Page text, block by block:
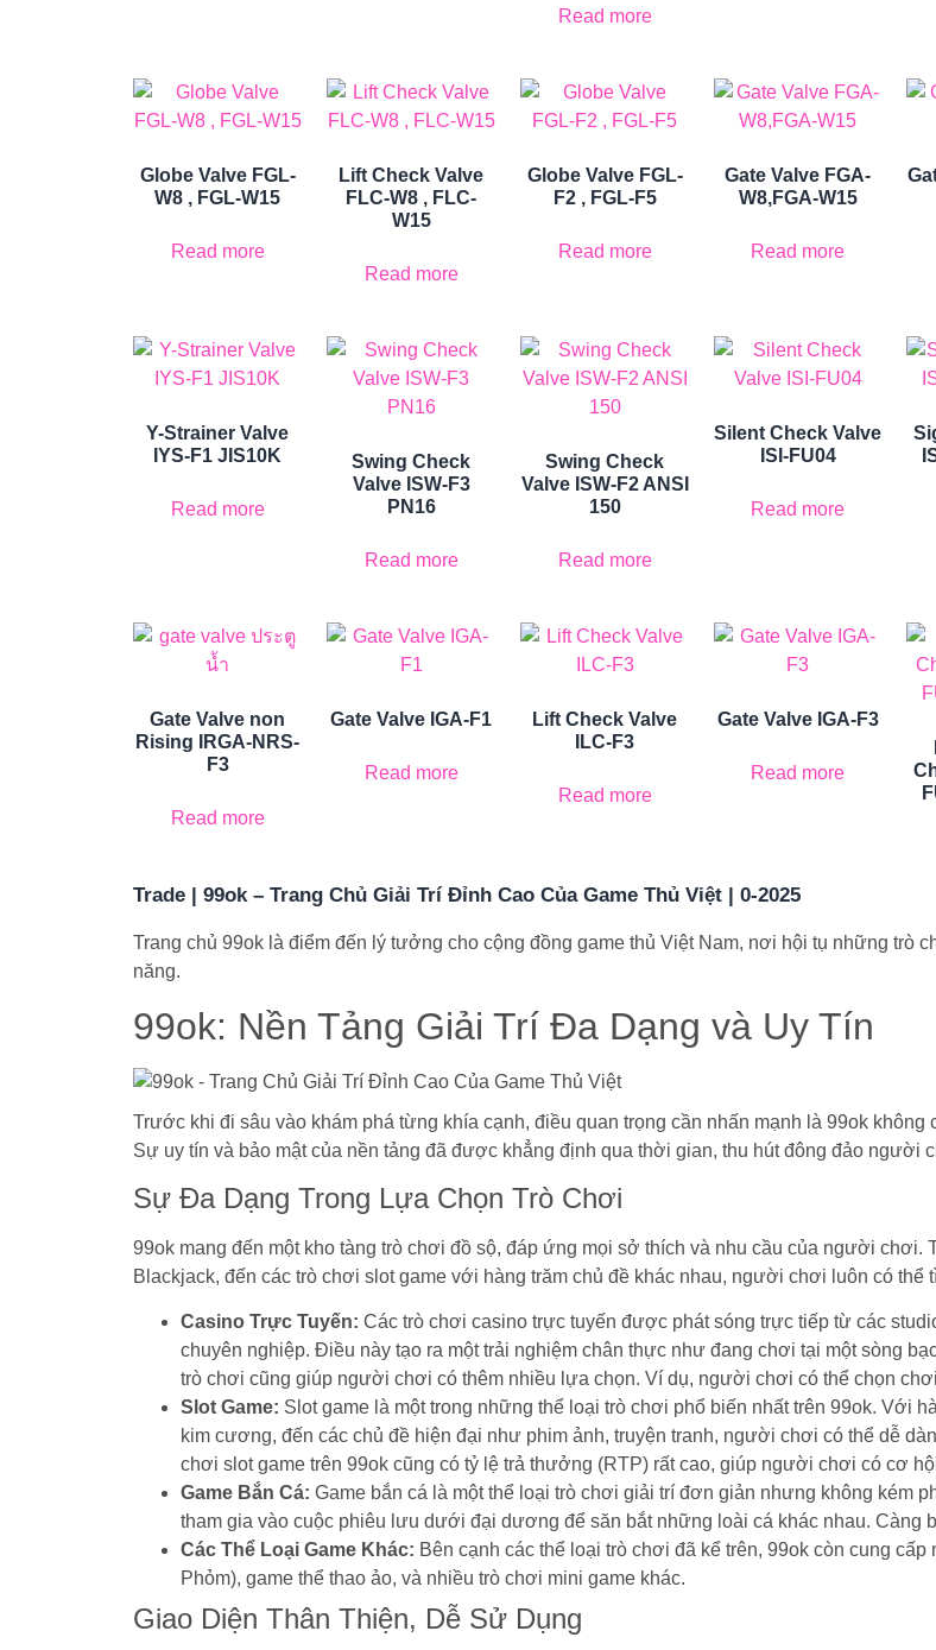
Read more
Globe Valve FGL-
W8 , FGL-W15
Read more
Lift Check Valve
FLC-W8 , FLC-
W15
Read more
Globe Valve FGL-
F2 , FGL-F5
Read more
Gate Valve FGA-
W8,FGA-W15
Read more
Y-Strainer Valve
IYS-F1 JIS10K
Read more
Swing Check
Valve ISW-F3
PN16
Read more
Swing Check
Valve ISW-F2 ANSI
150
Read more
Silent Check Valve
ISI-FU04
Read more
Gate Valve non
Rising IRGA-NRS-
F3
Read more
Gate Valve IGA-F1
Read more
Lift Check Valve
ILC-F3
Read more
Gate Valve IGA-F3
Read more
Trade | 99ok – Trang Chủ Giải Trí Đỉnh Cao Của Game Thủ Việt | 0-2025
Trang chủ 99ok là điểm đến lý tưởng cho cộng đồng game thủ Việt Nam, nơi hội tụ những trò
năng.
99ok: Nền Tảng Giải Trí Đa Dạng và Uy Tín
Trước khi đi sâu vào khám phá từng khía cạnh, điều quan trọng cần nhấn mạnh là 99ok
Sự uy tín và bảo mật của nền tảng đã được khẳng định qua thời gian, thu hút đông đảo người
Sự Đa Dạng Trong Lựa Chọn Trò Chơi
99ok mang đến một kho tàng trò chơi đồ sộ, đáp ứng mọi sở thích và nhu cầu của người
Blackjack, đến các trò chơi slot game với hàng trăm chủ đề khác nhau, người chơi luôn có thể
Casino Trực Tuyến: Các trò chơi casino trực tuyến được phát sóng trực tiếp từ các
chuyên nghiệp. Điều này tạo ra một trải nghiệm chân thực như đang chơi tại một sòng
trò chơi cũng giúp người chơi có thêm nhiều lựa chọn. Ví dụ, người chơi có thể chọn
Slot Game: Slot game là một trong những thể loại trò chơi phổ biến nhất trên 99ok. Với
kim cương, đến các chủ đề hiện đại như phim ảnh, truyện tranh, người chơi có thể dễ
chơi slot game trên 99ok cũng có tỷ lệ trả thưởng (RTP) rất cao, giúp người chơi có cơ
Game Bắn Cá: Game bắn cá là một thể loại trò chơi giải trí đơn giản nhưng không kém
tham gia vào cuộc phiêu lưu dưới đại dương để săn bắt những loài cá khác nhau.
Các Thể Loại Game Khác: Bên cạnh các thể loại trò chơi đã kể trên, 99ok còn cung
Phỏm), game thể thao ảo, và nhiều trò chơi mini game khác.
Giao Diện Thân Thiện, Dễ Sử Dụng